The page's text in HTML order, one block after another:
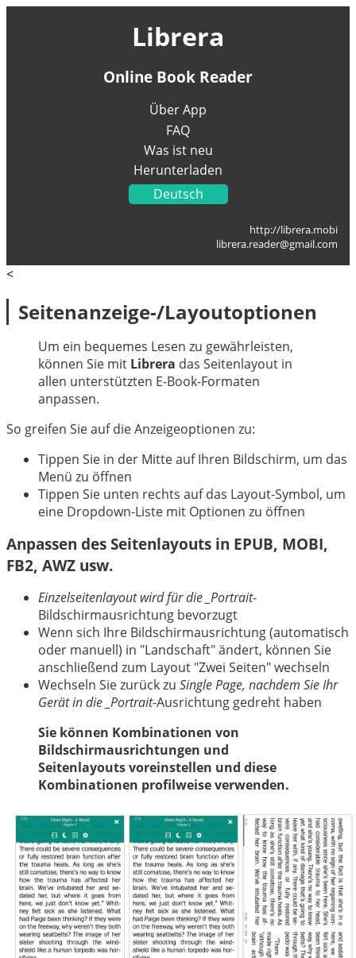
Librera
Online Book Reader
Über App
FAQ
Was ist neu
Herunterladen
Deutsch
Español
中文
http://librera.mobi
librera.reader@gmail.com
<
Seitenanzeige-/Layoutoptionen
Um ein bequemes Lesen zu gewährleisten,
können Sie mit Librera das Seitenlayout in
allen unterstützten E-Book-Formaten
anpassen.
So greifen Sie auf die Anzeigeoptionen zu:
Tippen Sie in der Mitte auf Ihren Bildschirm, um das
Menü zu öffnen
Tippen Sie unten rechts auf das Layout-Symbol, um
eine Dropdown-Liste mit Optionen zu öffnen
Anpassen des Seitenlayouts in EPUB, MOBI,
FB2, AWZ usw.
Einzelseitenlayout wird für die _Portrait-
Bildschirmausrichtung bevorzugt
Wenn sich Ihre Bildschirmausrichtung (automatisch
oder manuell) in "Landschaft" ändert, können Sie
anschließend zum Layout "Zwei Seiten" wechseln
Wechseln Sie zurück zu Single Page, nachdem Sie Ihr
Gerät in die _Portrait-Ausrichtung gedreht haben
Sie können Kombinationen von
Bildschirmausrichtungen und
Seitenlayouts voreinstellen und diese
Kombinationen profilweise verwenden.